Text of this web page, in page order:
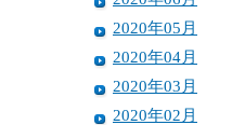
2020年05月
2020年04月
2020年03月
2020年02月